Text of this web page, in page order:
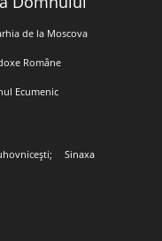
de la Moscova
Române
Ecumenic
Sinaxa